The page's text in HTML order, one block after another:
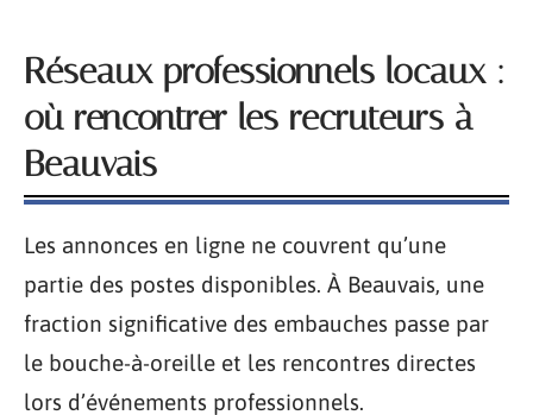
Réseaux professionnels locaux :
où rencontrer les recruteurs à
Beauvais
Les annonces en ligne ne couvrent qu’une
partie des postes disponibles. À Beauvais, une
fraction significative des embauches passe par
le bouche-à-oreille et les rencontres directes
lors d’événements professionnels.